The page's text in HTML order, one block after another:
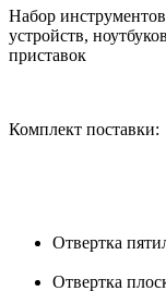
Набор
устройств,
приставок
Комплект поставки:
Отвертка
Отвертка